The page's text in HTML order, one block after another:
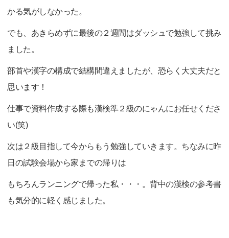
かる気がしなかった。
でも、あきらめずに最後の２週間はダッシュで勉強して挑み
ました。
部首や漢字の構成で結構間違えましたが、恐らく大丈夫だと
思います！
仕事で資料作成する際も漢検準２級のにゃんにお任せくださ
い(笑)
次は２級目指して今からもう勉強していきます。ちなみに昨
日の試験会場から家までの帰りは
もちろんランニングで帰った私・・・。背中の漢検の参考書
も気分的に軽く感じました。